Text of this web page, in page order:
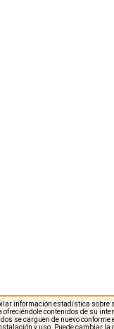
información estadística sobre
contenidos de su
se carguen de nuevo
y uso. Puede cambiar la